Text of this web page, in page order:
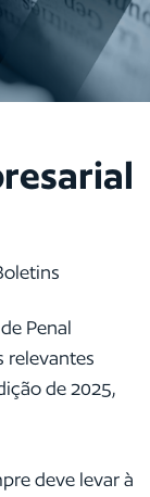
Penal
relevantes
de 2025,
deve levar à